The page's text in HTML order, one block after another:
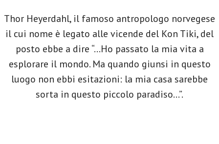
Thor Heyerdahl, il famoso antropologo norvegese
il cui nome è legato alle vicende del Kon Tiki, del
posto ebbe a dire “…Ho passato la mia vita a
esplorare il mondo. Ma quando giunsi in questo
luogo non ebbi esitazioni: la mia casa sarebbe
sorta in questo piccolo paradiso…”.